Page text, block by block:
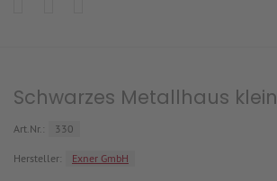
Schwarzes Metallhaus klein
Art.Nr.: 330
Hersteller: Exner GmbH